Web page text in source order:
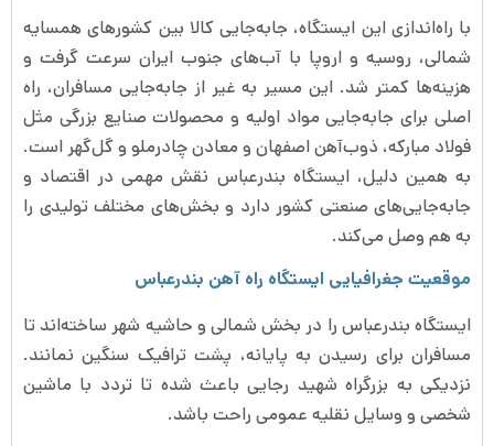
با راه‌اندازی این ایستگاه، جابه‌جایی کالا بین کشورهای همسایه
شمالی، روسیه و اروپا با آب‌های جنوب ایران سرعت گرفت و
هزینه‌ها کمتر شد. این مسیر به غیر از جابه‌جایی مسافران، راه
اصلی برای جابه‌جایی مواد اولیه و محصولات صنایع بزرگی مثل
فولاد مبارکه، ذوب‌آهن اصفهان و معادن چادرملو و گل‌گهر است.
به همین دلیل، ایستگاه بندرعباس نقش مهمی در اقتصاد و
جابه‌جایی‌های صنعتی کشور دارد و بخش‌های مختلف تولیدی را
به هم وصل می‌کند.
موقعیت جغرافیایی ایستگاه راه آهن بندرعباس
ایستگاه بندرعباس را در بخش شمالی و حاشیه شهر ساخته‌اند تا
مسافران برای رسیدن به پایانه، پشت ترافیک سنگین نمانند.
نزدیکی به بزرگراه شهید رجایی باعث شده تا تردد با ماشین
شخصی و وسایل نقلیه عمومی راحت باشد.